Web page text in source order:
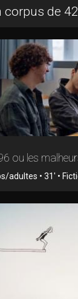
corpus de
ou les
adultes • 31' •